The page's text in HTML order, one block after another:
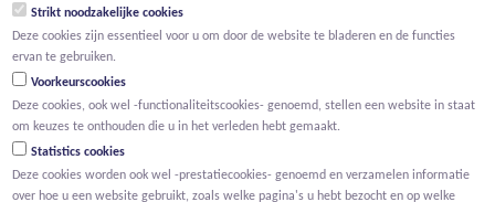
BTW BE 0466.256.432
Strikt noodzakelijke cookies
Deze cookies zijn essentieel voor u om door de website te bladeren en de functies
ervan te gebruiken.
Voorkeurscookies
Deze cookies, ook wel -functionaliteitscookies- genoemd, stellen een website in staat
om keuzes te onthouden die u in het verleden hebt gemaakt.
Statistics cookies
Deze cookies worden ook wel -prestatiecookies- genoemd en verzamelen informatie
over hoe u een website gebruikt, zoals welke pagina's u hebt bezocht en op welke